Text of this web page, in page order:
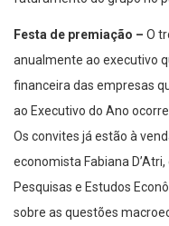
Festa de premiação – O
anualmente ao executivo
financeira das empresas
ao Executivo do Ano
Os convites já estão à
economista Fabiana
Pesquisas e Estudos
sobre as questões